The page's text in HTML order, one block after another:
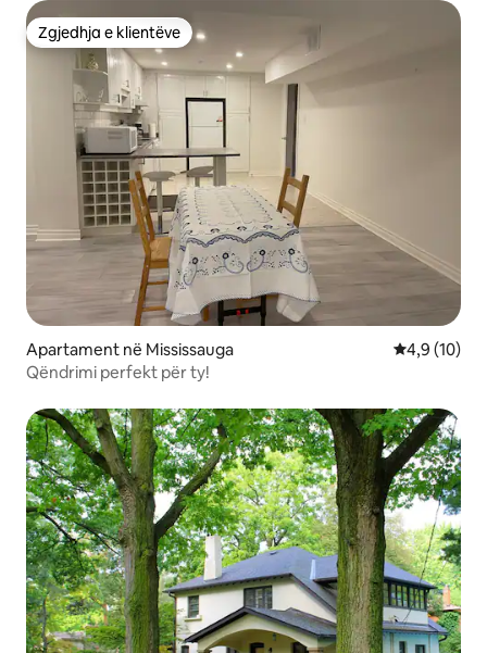
Zgjedhja e klientëve
Zgjedhja e klientëve
Apartament në Mississauga Vlerësimi
4,9 (10)
Qëndrimi perfekt për ty!